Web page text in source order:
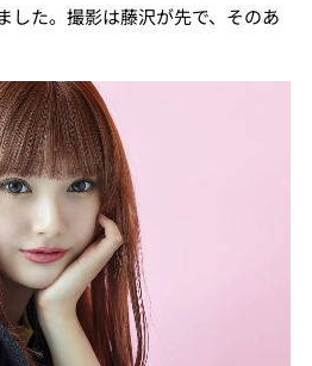
した。撮影は藤沢が先で、そのあ